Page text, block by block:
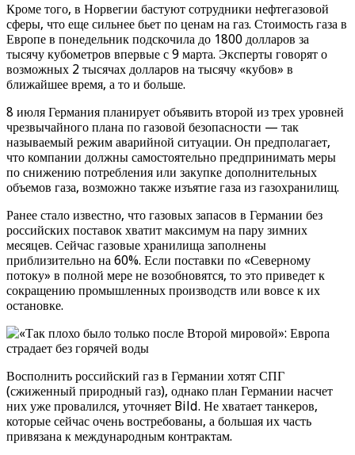
Кроме того, в Норвегии бастуют сотрудники нефтегазовой
сферы, что еще сильнее бьет по ценам на газ. Стоимость газа в
Европе в понедельник подскочила до 1800 долларов за
тысячу кубометров впервые с 9 марта. Эксперты говорят о
возможных 2 тысячах долларов на тысячу «кубов» в
ближайшее время, а то и больше.
8 июля Германия планирует объявить второй из трех уровней
чрезвычайного плана по газовой безопасности — так
называемый режим аварийной ситуации. Он предполагает,
что компании должны самостоятельно предпринимать меры
по снижению потребления или закупке дополнительных
объемов газа, возможно также изъятие газа из газохранилищ.
Ранее стало известно, что газовых запасов в Германии без
российских поставок хватит максимум на пару зимних
месяцев. Сейчас газовые хранилища заполнены
приблизительно на 60%. Если поставки по «Северному
потоку» в полной мере не возобновятся, то это приведет к
сокращению промышленных производств или вовсе к их
остановке.
Восполнить российский газ в Германии хотят СПГ
(сжиженный природный газ), однако план Германии насчет
них уже провалился, уточняет Bild. Не хватает танкеров,
которые сейчас очень востребованы, а большая их часть
привязана к международным контрактам.